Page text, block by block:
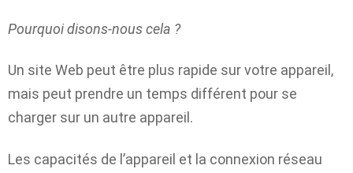
Pourquoi disons-nous cela ?
Un site Web peut être plus rapide sur votre appareil,
mais peut prendre un temps différent pour se
charger sur un autre appareil.
Les capacités de l’appareil et la connexion réseau